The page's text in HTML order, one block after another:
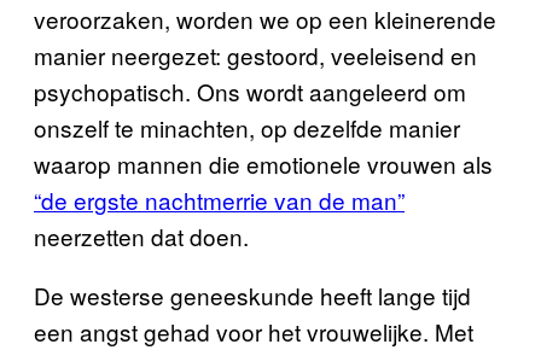
veroorzaken, worden we op een kleinerende
manier neergezet: gestoord, veeleisend en
psychopatisch. Ons wordt aangeleerd om
onszelf te minachten, op dezelfde manier
waarop mannen die emotionele vrouwen als
“de ergste nachtmerrie van de man”
neerzetten dat doen.
De westerse geneeskunde heeft lange tijd
een angst gehad voor het vrouwelijke. Met